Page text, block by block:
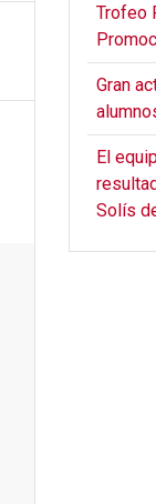
Trofeo
Gran
El
Solís